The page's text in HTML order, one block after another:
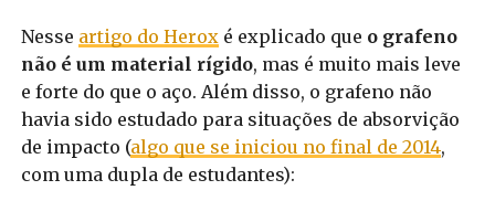
Nesse artigo do Heroxé explicado que o grafeno
não é um material rígido, mas é muito mais leve
e forte do que o aço. Além disso, o grafeno não
havia sido estudado para situações de absorvição
de impacto (algo que se iniciou no final de 2014,
com uma dupla de estudantes):